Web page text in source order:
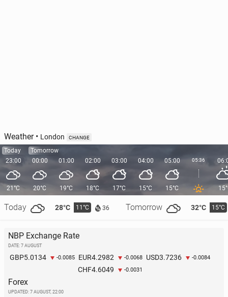
Weather• London CHANGE
Today
23:00
21°C
Today 28°C 11°C 36 Tomorrow 32°C 15°C
Tomorrow
00:00
20°C
01:00
19°C
02:00
18°C
03:00
17°C
04:00
15°C
05:00
15°C
05:36
NBP Exchange Rate
DATE: 7 AUGUST
GBP5.0134 -0.0085 EUR4.2982 -0.0068 USD3.7236 -0.0084
CHF4.6049 -0.0031
Forex
UPDATED: 7 AUGUST, 22:00